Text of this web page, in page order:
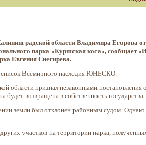
области Владимира Егорова
парка «Куршская коса», сообщает
Евгения Снегирева.
Всемирного наследия ЮНЕСКО.
области признал незаконными постановления
будет возвращена в собственность государства.
земли был отклонен районным судом.
участков на территории парка,